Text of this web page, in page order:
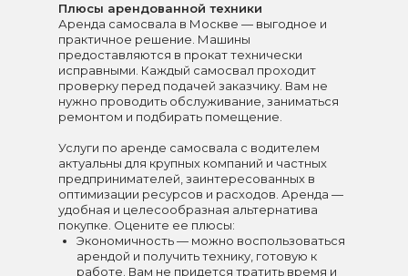
Плюсы арендованной техники
Аренда самосвала в Москве — выгодное и
практичное решение. Машины
предоставляются в прокат технически
исправными. Каждый самосвал проходит
проверку перед подачей заказчику. Вам не
нужно проводить обслуживание, заниматься
ремонтом и подбирать помещение.
Услуги по аренде самосвала с водителем
актуальны для крупных компаний и частных
предпринимателей, заинтересованных в
оптимизации ресурсов и расходов. Аренда —
удобная и целесообразная альтернатива
покупке. Оцените ее плюсы:
Экономичность — можно воспользоваться
арендой и получить технику, готовую к
работе. Вам не придется тратить время и